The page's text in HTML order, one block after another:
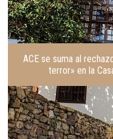
ACE se suma al
terror» en la